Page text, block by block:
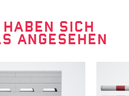
SICH
ANGESEHEN